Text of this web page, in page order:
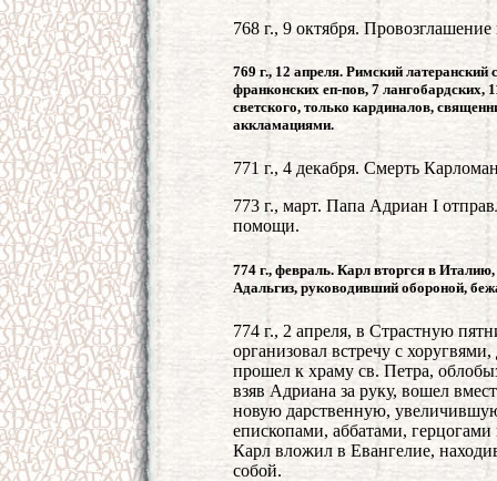
768 г., 9 октября.
769 г., 12 апреля. Римский
франконских еп-пов, 7 лангобардских,
светского, только кардиналов,
аккламациями.
771 г., 4 декабря. Смерть
773 г., март. Папа Адриан I
помощи.
774 г., февраль. Карл вторгся в
Адальгиз, руководивший обороной,
774 г., 2 апреля, в Страстную
организовал встречу с
прошел к храму св. Петра,
взяв Адриана за руку, вошел
новую дарственную,
епископами, аббатами,
Карл вложил в Евангелие,
собой.